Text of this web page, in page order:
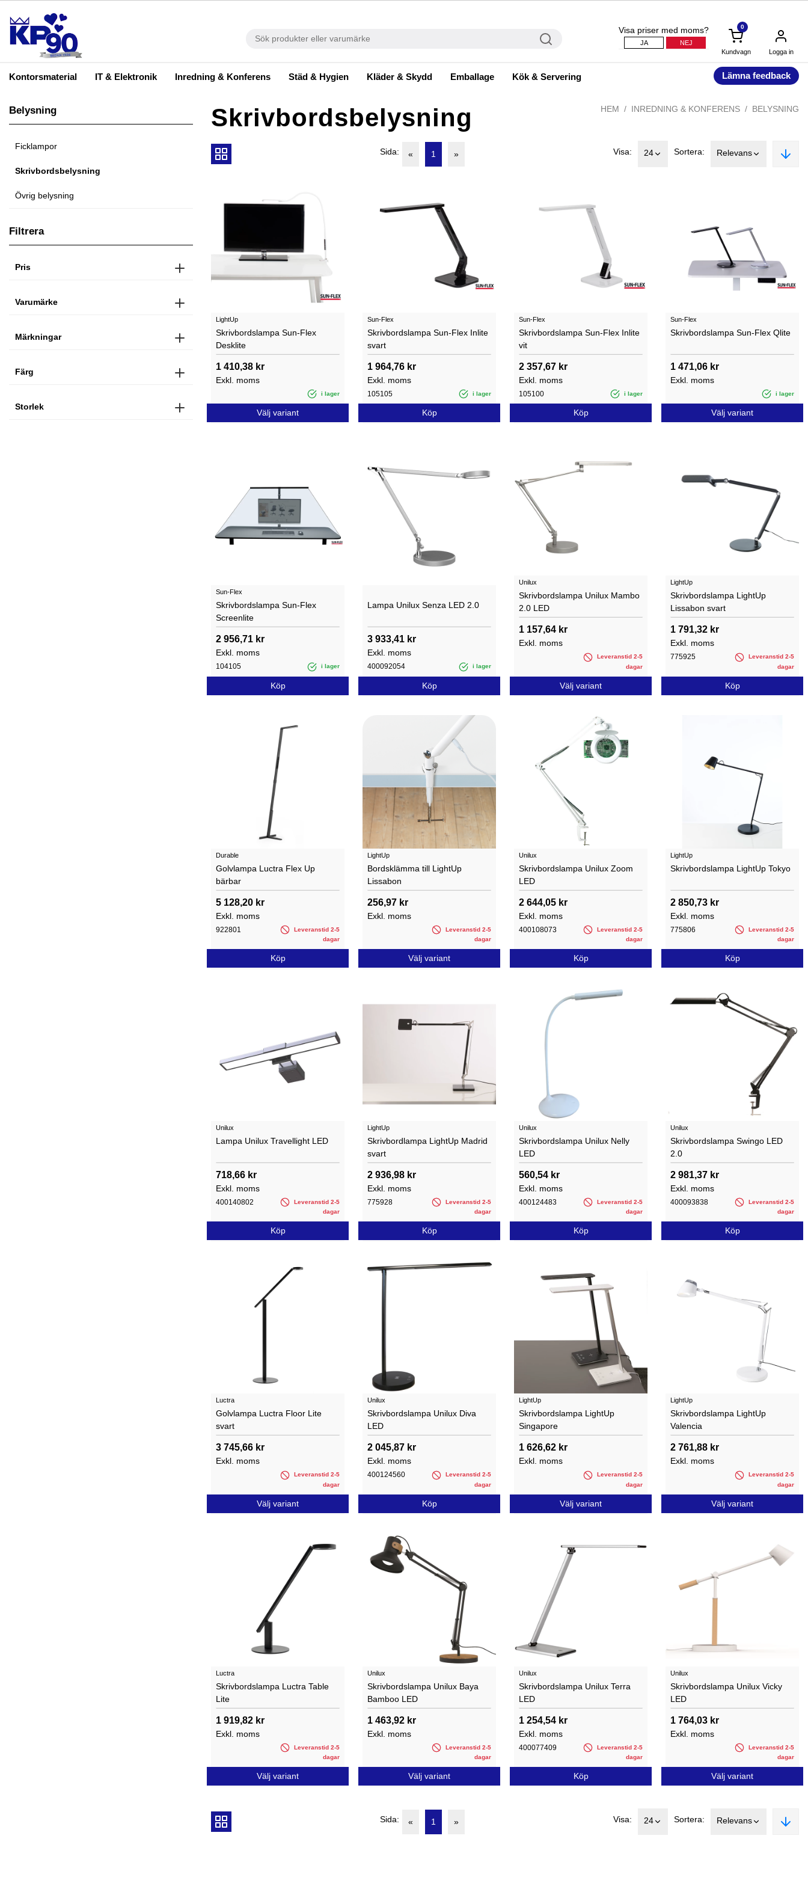
Visa priser med moms?
JA NEJ
0
Kundvagn Logga in
Kontorsmaterial IT & Elektronik Inredning & Konferens Städ & Hygien Kläder & Skydd Emballage Kök & Servering Lämna feedback
Belysning
Ficklampor
Skrivbordsbelysning
Övrig belysning
Filtrera
Pris
Varumärke
Märkningar
Färg
Storlek
HEM INREDNING & KONFERENS BELYSNING
Skrivbordsbelysning
Sida: « 1 » Visa: 24 Sortera: Relevans
LightUp
Skrivbordslampa Sun-Flex
Desklite
1 410,38 kr
Exkl. moms
i lager
Välj variant
Sun-Flex
Skrivbordslampa Sun-Flex Inlite
svart
1 964,76 kr
Exkl. moms
105105 i lager
Köp
Sun-Flex
Skrivbordslampa Sun-Flex Inlite
vit
2 357,67 kr
Exkl. moms
105100 i lager
Köp
Sun-Flex
Skrivbordslampa Sun-Flex Qlite
1 471,06 kr
Exkl. moms
i lager
Välj variant
Sun-Flex
Skrivbordslampa Sun-Flex
Screenlite
2 956,71 kr
Exkl. moms
104105 i lager
Köp
Lampa Unilux Senza LED 2.0
3 933,41 kr
Exkl. moms
400092054 i lager
Köp
Unilux
Skrivbordslampa Unilux Mambo
2.0 LED
1 157,64 kr
Exkl. moms
Leveranstid 2-5
dagar
Välj variant
LightUp
Skrivbordslampa LightUp
Lissabon svart
1 791,32 kr
Exkl. moms
775925
Leveranstid 2-5
dagar
Köp
Durable
Golvlampa Luctra Flex Up
bärbar
5 128,20 kr
Exkl. moms
922801
Leveranstid 2-5
dagar
Köp
LightUp
Bordsklämma till LightUp
Lissabon
256,97 kr
Exkl. moms
Leveranstid 2-5
dagar
Välj variant
Unilux
Skrivbordslampa Unilux Zoom
LED
2 644,05 kr
Exkl. moms
400108073
Leveranstid 2-5
dagar
Köp
LightUp
Skrivbordslampa LightUp Tokyo
2 850,73 kr
Exkl. moms
775806
Leveranstid 2-5
dagar
Köp
Unilux
Lampa Unilux Travellight LED
718,66 kr
Exkl. moms
400140802
Leveranstid 2-5
dagar
Köp
LightUp
Skrivbordlampa LightUp Madrid
svart
2 936,98 kr
Exkl. moms
775928
Leveranstid 2-5
dagar
Köp
Unilux
Skrivbordslampa Unilux Nelly
LED
560,54 kr
Exkl. moms
400124483
Leveranstid 2-5
dagar
Köp
Unilux
Skrivbordslampa Swingo LED
2.0
2 981,37 kr
Exkl. moms
400093838
Leveranstid 2-5
dagar
Köp
Luctra
Golvlampa Luctra Floor Lite
svart
3 745,66 kr
Exkl. moms
Leveranstid 2-5
dagar
Välj variant
Unilux
Skrivbordslampa Unilux Diva
LED
2 045,87 kr
Exkl. moms
400124560
Leveranstid 2-5
dagar
Köp
LightUp
Skrivbordslampa LightUp
Singapore
1 626,62 kr
Exkl. moms
Leveranstid 2-5
dagar
Välj variant
LightUp
Skrivbordslampa LightUp
Valencia
2 761,88 kr
Exkl. moms
Leveranstid 2-5
dagar
Välj variant
Luctra
Skrivbordslampa Luctra Table
Lite
1 919,82 kr
Exkl. moms
Leveranstid 2-5
dagar
Välj variant
Unilux
Skrivbordslampa Unilux Baya
Bamboo LED
1 463,92 kr
Exkl. moms
Leveranstid 2-5
dagar
Välj variant
Unilux
Skrivbordslampa Unilux Terra
LED
1 254,54 kr
Exkl. moms
400077409
Leveranstid 2-5
dagar
Köp
Unilux
Skrivbordslampa Unilux Vicky
LED
1 764,03 kr
Exkl. moms
Leveranstid 2-5
dagar
Välj variant
Sida: « 1 » Visa: 24 Sortera: Relevans